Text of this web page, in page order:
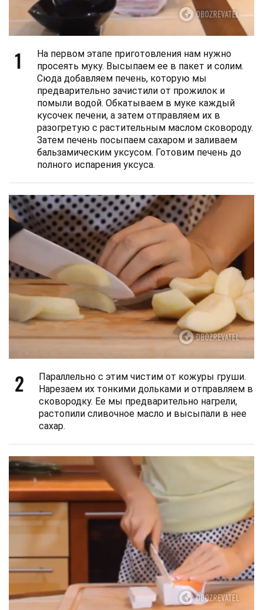
1
На первом этапе приготовления нам нужно
просеять муку. Высыпаем ее в пакет и солим.
Сюда добавляем печень, которую мы
предварительно зачистили от прожилок и
помыли водой. Обкатываем в муке каждый
кусочек печени, а затем отправляем их в
разогретую с растительным маслом сковороду.
Затем печень посыпаем сахаром и заливаем
бальзамическим уксусом. Готовим печень до
полного испарения уксуса.
2
Параллельно с этим чистим от кожуры груши.
Нарезаем их тонкими дольками и отправляем в
сковородку. Ее мы предварительно нагрели,
растопили сливочное масло и высыпали в нее
сахар.